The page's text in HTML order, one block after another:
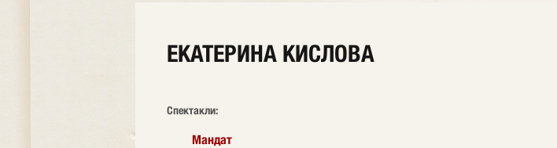
ЕКАТЕРИНА КИСЛОВА
Cпектакли:
Мандат